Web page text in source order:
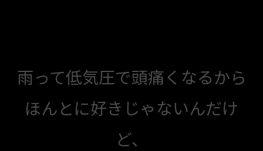
雨って低気圧で頭痛くなるから
ほんとに好きじゃないんだけ
ど、